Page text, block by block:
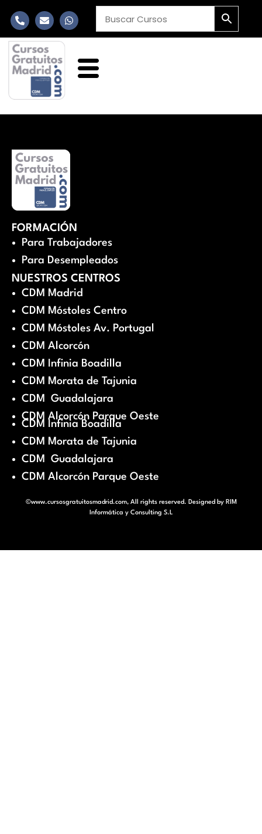
FORMACIÓN
Para Trabajadores
Para Desempleados
NUESTROS CENTROS
CDM Madrid
CDM Móstoles Centro
CDM Móstoles Av. Portugal
CDM Alcorcón
CDM Infinia Boadilla
CDM Morata de Tajunia
CDM Guadalajara
CDM Alcorcón Parque Oeste
CDM Infinia Boadilla
CDM Morata de Tajunia
CDM Guadalajara
CDM Alcorcón Parque Oeste
©www.cursosgratuitosmadrid.com, All rights reserved. Designed by RIM
Informática y Consulting S.L